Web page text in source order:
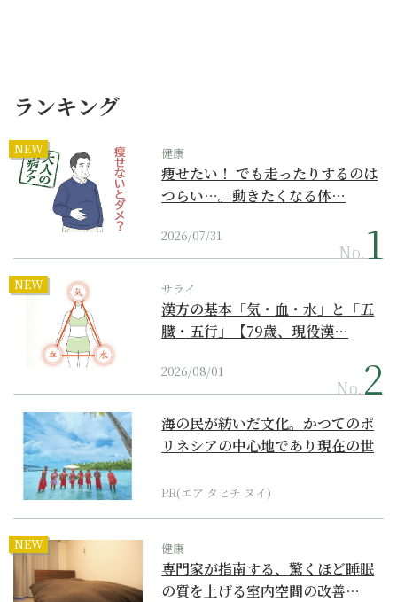
ランキング
NEW 健康
痩せたい！ でも走ったりするのは
つらい…。動きたくなる体…
2026/07/31
No.
NEW サライ
漢方の基本「気・血・水」と「五
臓・五行」【79歳、現役漢…
2026/08/01
No.
海の民が紡いだ文化。かつてのポ
リネシアの中心地であり現在の世
PR(エア タヒチ ヌイ)
NEW 健康
専門家が指南する、驚くほど睡眠
の質を上げる室内空間の改善…